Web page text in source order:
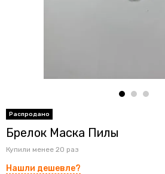
Брелок Маска Пилы
Купили менее 20 раз
Нашли дешевле?